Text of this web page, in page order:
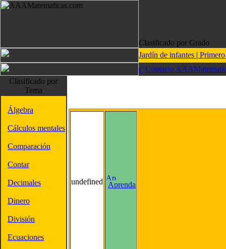
Clasificado por Grado
Jardín de infantes |
Contacto
Clasificado por
Tema
Álgebra
Cálculos mentales
Comparación
Contar
Decimales
Dinero
División
Ecuaciones
undefined Aprenda